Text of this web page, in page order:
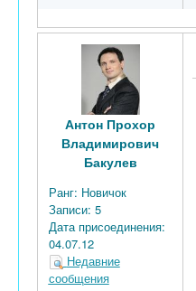
Антон Прохор
Владимирович
Бакулев
Ранг: Новичок
Записи: 5
Дата присоединения:
04.07.12
Недавние
сообщения